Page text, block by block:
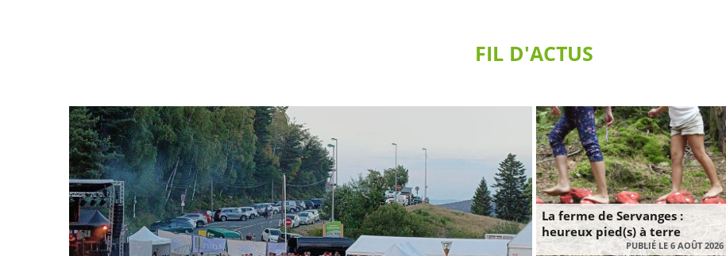
FIL D'ACTUS
La ferme de Servanges :
heureux pied(s) à terre
PUBLIÉ LE 6 AOÛT 2026